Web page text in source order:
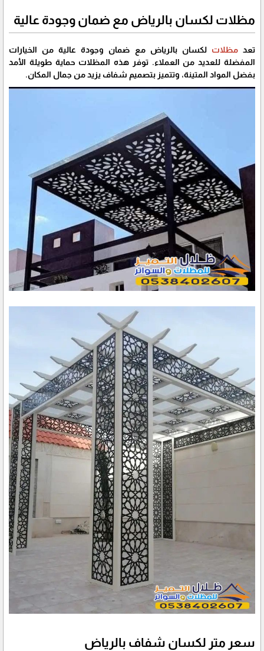
مظلات لكسان بالرياض مع ضمان وجودة عالية
تعدمظلات لكسان بالرياض مع ضمان وجودة عالية من الخيارات
المفضلة للعديد من العملاء. توفر هذه المظلات حماية طويلة الأمد
بفضل المواد المتينة، وتتميز بتصميم شفاف يزيد من جمال المكان.
سعر متر لكسان شفاف بالرياض